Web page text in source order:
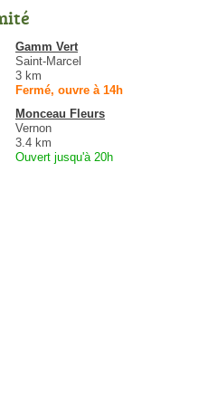
Gamm Vert
Saint-Marcel
3 km
Fermé, ouvre à 14h
Monceau Fleurs
Vernon
3.4 km
Ouvert jusqu'à 20h